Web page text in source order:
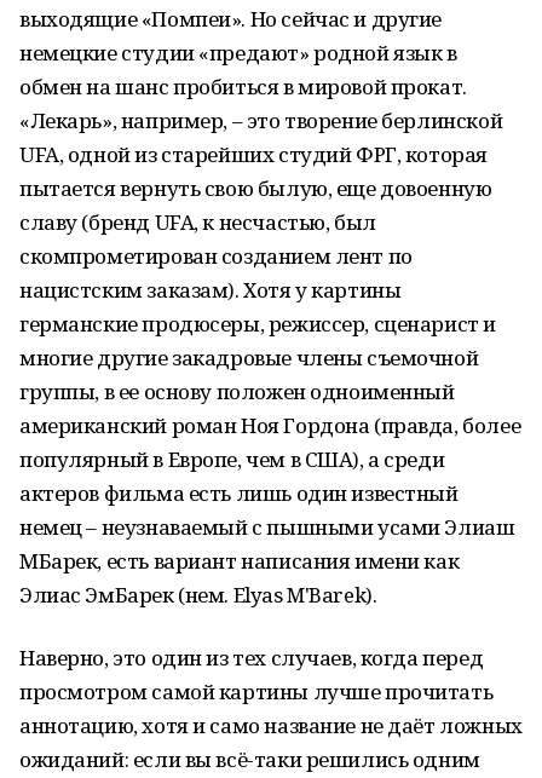
выходящие «Помпеи». Но сейчас и другие
немецкие студии «предают» родной язык в
обмен на шанс пробиться в мировой прокат.
«Лекарь», например, – это творение берлинской
UFA, одной из старейших студий ФРГ, которая
пытается вернуть свою былую, еще довоенную
славу (бренд UFA, к несчастью, был
скомпрометирован созданием лент по
нацистским заказам). Хотя у картины
германские продюсеры, режиссер, сценарист и
многие другие закадровые члены съемочной
группы, в ее основу положен одноименный
американский роман Ноя Гордона (правда, более
популярный в Европе, чем в США), а среди
актеров фильма есть лишь один известный
немец – неузнаваемый с пышными усами Элиаш
МБарек, есть вариант написания имени как
Элиас ЭмБарек (нем. Elyas M'Barek).
Наверно, это один из тех случаев, когда перед
просмотром самой картины лучше прочитать
аннотацию, хотя и само название не даёт ложных
ожиданий: если вы всё-таки решились одним